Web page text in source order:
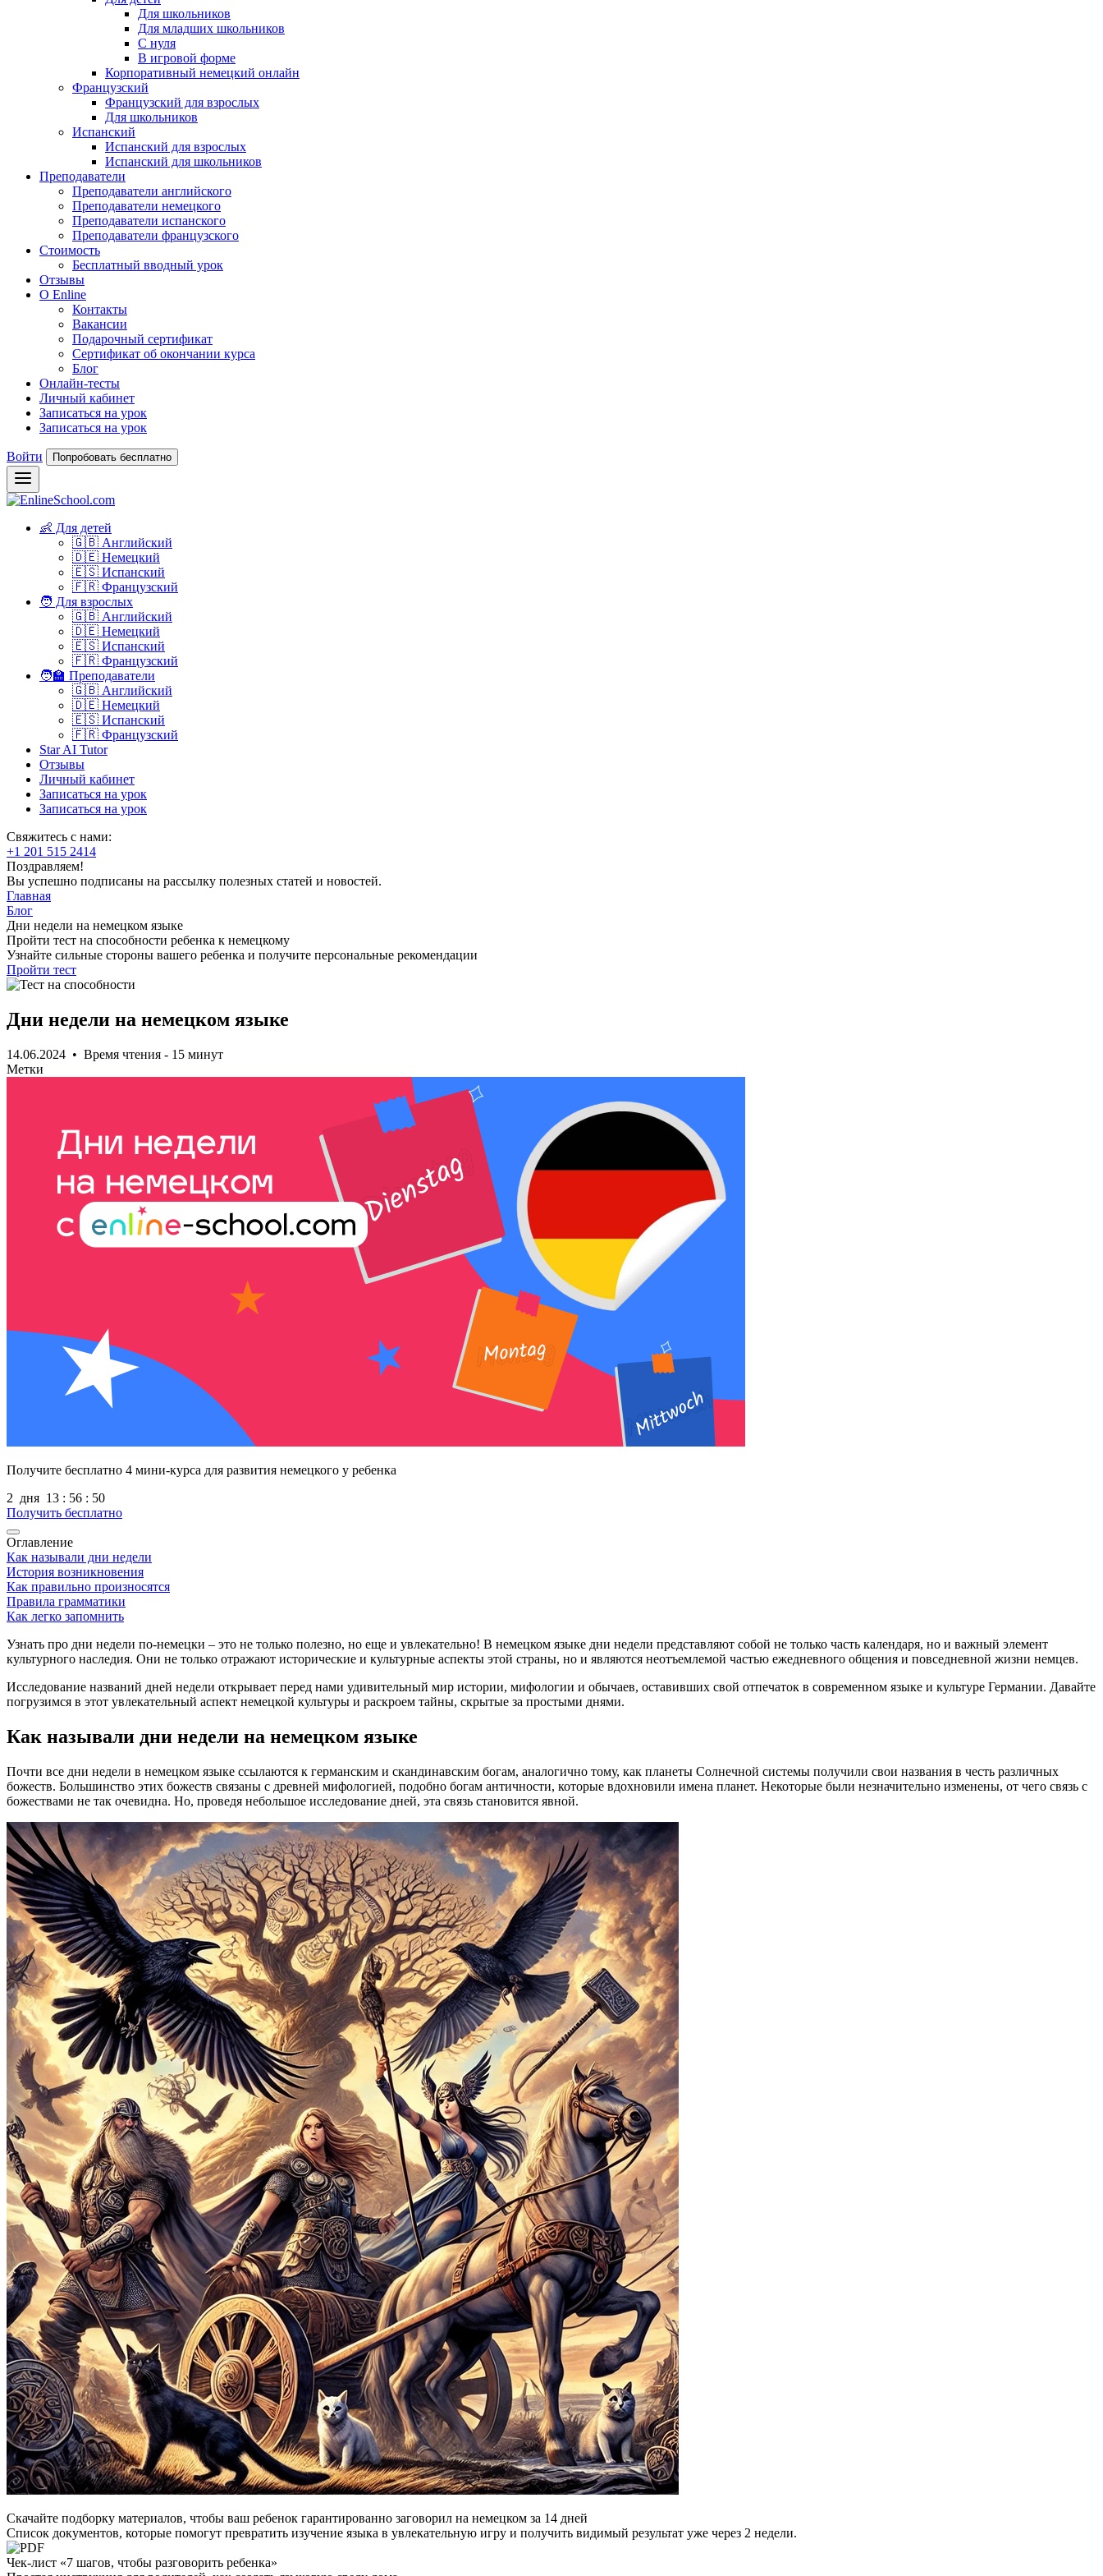
Для школьников
Для младших школьников
С нуля
В игровой форме
Корпоративный немецкий онлайн
Французский
Французский для взрослых
Для школьников
Испанский
Испанский для взрослых
Испанский для школьников
Преподаватели
Преподаватели английского
Преподаватели немецкого
Преподаватели испанского
Преподаватели французского
Стоимость
Бесплатный вводный урок
Отзывы
О Enline
Контакты
Вакансии
Подарочный сертификат
Сертификат об окончании курса
Блог
Онлайн-тесты
Личный кабинет
Записаться на урок
Записаться на урок
Войти Попробовать бесплатно
👶 Для детей
🇬🇧 Английский
🇩🇪 Немецкий
🇪🇸 Испанский
🇫🇷 Французский
🧑 Для взрослых
🇬🇧 Английский
🇩🇪 Немецкий
🇪🇸 Испанский
🇫🇷 Французский
🧑‍🏫 Преподаватели
🇬🇧 Английский
🇩🇪 Немецкий
🇪🇸 Испанский
🇫🇷 Французский
Star AI Tutor
Отзывы
Личный кабинет
Записаться на урок
Записаться на урок
Свяжитесь с нами:
+1 201 515 2414
Поздравляем!
Вы успешно подписаны на рассылку полезных статей и новостей.
Главная
Блог
Дни недели на немецком языке
Пройти тест на способности ребенка к немецкому
Узнайте сильные стороны вашего ребенка и получите персональные рекомендации
Пройти тест
Дни недели на немецком языке
14.06.2024 • Время чтения - 15 минут
Метки
Получите бесплатно 4 мини-курса для развития немецкого у ребенка
2 дня 13 : 56 : 50
Получить бесплатно
Оглавление
Как называли дни недели
История возникновения
Как правильно произносятся
Правила грамматики
Как легко запомнить
Узнать про дни недели по-немецки – это не только полезно, но еще и увлекательно! В немецком языке дни недели представляют собой не только часть календаря, но и важный элемент
культурного наследия. Они не только отражают исторические и культурные аспекты этой страны, но и являются неотъемлемой частью ежедневного общения и повседневной жизни немцев.
Исследование названий дней недели открывает перед нами удивительный мир истории, мифологии и обычаев, оставивших свой отпечаток в современном языке и культуре Германии. Давайте
погрузимся в этот увлекательный аспект немецкой культуры и раскроем тайны, скрытые за простыми днями.
Как называли дни недели на немецком языке
Почти все дни недели в немецком языке ссылаются к германским и скандинавским богам, аналогично тому, как планеты Солнечной системы получили свои названия в честь различных
божеств. Большинство этих божеств связаны с древней мифологией, подобно богам античности, которые вдохновили имена планет. Некоторые были незначительно изменены, от чего связь с
божествами не так очевидна. Но, проведя небольшое исследование дней, эта связь становится явной.
Скачайте подборку материалов, чтобы ваш ребенок гарантированно заговорил на немецком за 14 дней
Список документов, которые помогут превратить изучение языка в увлекательную игру и получить видимый результат уже через 2 недели.
Чек-лист «7 шагов, чтобы разговорить ребенка»